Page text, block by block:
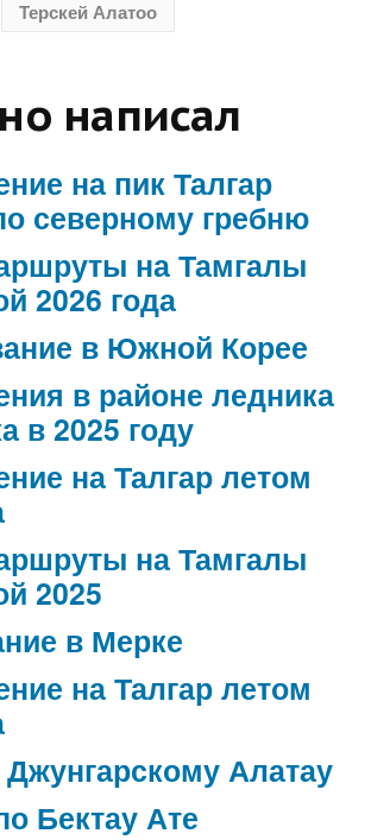
Терскей Алатоо
написал
на пик Талгар
северному гребню
на Тамгалы
2026 года
в Южной Корее
в районе ледника
в 2025 году
на Талгар летом
на Тамгалы
2025
в Мерке
на Талгар летом
Алатау
Бектау Ате